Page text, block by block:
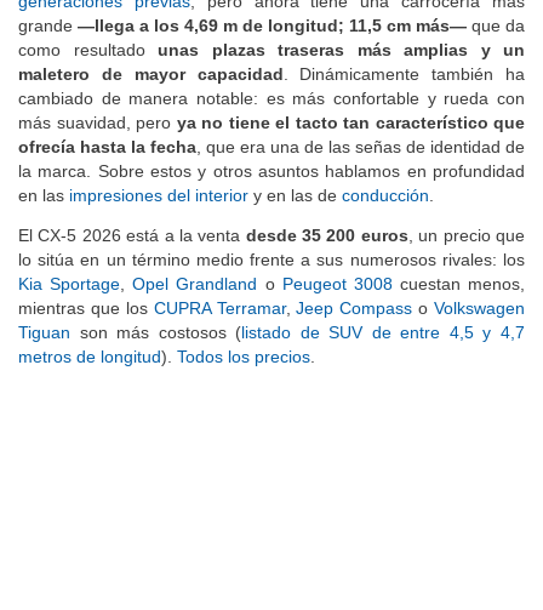
grande —llega a los 4,69 m de longitud; 11,5 cm más— que da
como resultadounas plazas traseras más amplias y un
maletero de mayor capacidad . Dinámicamente también ha
cambiado de manera notable: es más confortable y rueda con
más suavidad, pero ya no tiene el tacto tan característico que
ofrecía hasta la fecha , que era una de las señas de identidad de
la marca. Sobre estos y otros asuntos hablamos en profundidad
en las impresiones del interior y en las de conducción
El CX-5 2026 está a la venta desde 35 200 euros , un precio que
lo sitúa en un término medio frente a sus numerosos rivales: los
Kia Sportage ,Opel Grandland o Peugeot 3008cuestan menos,
mientras que los CUPRA Terramar,Jeep Compass o Volkswagen
Tiguan son más costosos (listado de SUV de entre 4,5 y 4,7
metros de longitud). Todos los precios